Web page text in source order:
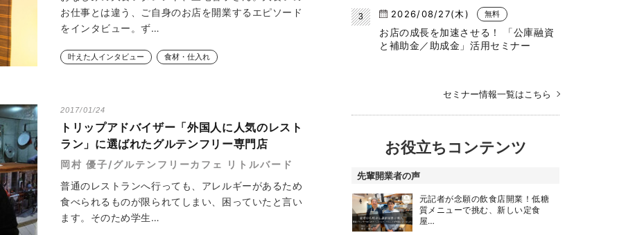
お仕事とは違う、ご自身のお店を開業するエピソード
をインタビュー。ず…
叶えた人インタビュー 食材・仕入れ
2017/01/24
トリップアドバイザー「外国人に人気のレスト
ラン」に選ばれたグルテンフリー専門店
岡村 優子/グルテンフリーカフェ リトルバード
普通のレストランへ行っても、アレルギーがあるため
食べられるものが限られてしまい、困っていたと言い
ます。そのため学生…
2026/08/27(木) 無料
お店の成長を加速させる！ 「公庫融資
と補助金／助成金」活用セミナー
セミナー情報一覧はこちら
お役立ちコンテンツ
先輩開業者の声
元記者が念願の飲食店開業！低糖
質メニューで挑む、新しい定食
屋…